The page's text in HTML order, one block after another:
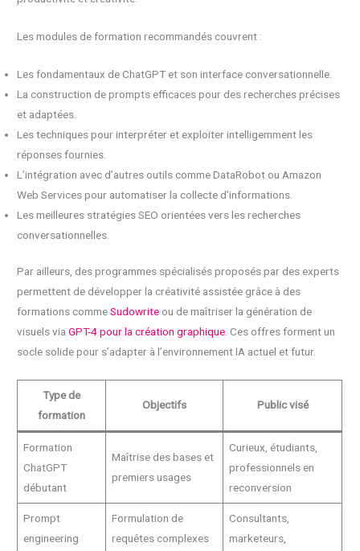
Les modules de formation recommandés couvrent :
Les fondamentaux de ChatGPT et son interface conversationnelle.
La construction de prompts efficaces pour des recherches précises
et adaptées.
Les techniques pour interpréter et exploiter intelligemment les
réponses fournies.
L’intégration avec d’autres outils comme DataRobot ou Amazon
Web Services pour automatiser la collecte d’informations.
Les meilleures stratégies SEO orientées vers les recherches
conversationnelles.
Par ailleurs, des programmes spécialisés proposés par des experts
permettent de développer la créativité assistée grâce à des
formations commeSudowrite ou de maîtriser la génération de
visuels viaGPT-4 pour la création graphique. Ces offres forment un
socle solide pour s’adapter à l’environnement IA actuel et futur.
Type de
formation
Objectifs Public visé
Formation
ChatGPT
débutant
Maîtrise des bases et
premiers usages
Curieux, étudiants,
professionnels en
reconversion
Prompt
engineering
Formulation de
requêtes complexes
Consultants,
marketeurs,